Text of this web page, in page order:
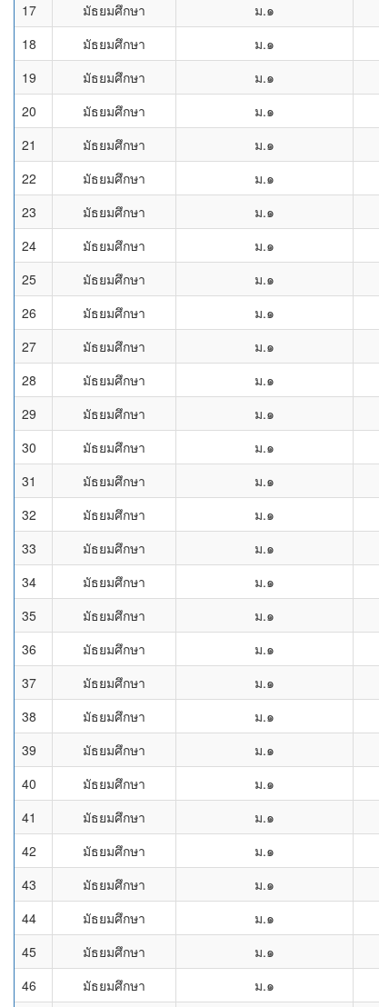
17
มัธยมศึกษา ม.๑
18
มัธยมศึกษา ม.๑
19
มัธยมศึกษา ม.๑
20
มัธยมศึกษา ม.๑
21
มัธยมศึกษา ม.๑
22
มัธยมศึกษา ม.๑
23
มัธยมศึกษา ม.๑
24
มัธยมศึกษา ม.๑
25
มัธยมศึกษา ม.๑
26
มัธยมศึกษา ม.๑
27
มัธยมศึกษา ม.๑
28
มัธยมศึกษา ม.๑
29
มัธยมศึกษา ม.๑
30
มัธยมศึกษา ม.๑
31
มัธยมศึกษา ม.๑
32
มัธยมศึกษา ม.๑
33
มัธยมศึกษา ม.๑
34
มัธยมศึกษา ม.๑
35
มัธยมศึกษา ม.๑
36
มัธยมศึกษา ม.๑
37
มัธยมศึกษา ม.๑
38
มัธยมศึกษา ม.๑
39
มัธยมศึกษา ม.๑
40
มัธยมศึกษา ม.๑
41
มัธยมศึกษา ม.๑
42
มัธยมศึกษา ม.๑
43
มัธยมศึกษา ม.๑
44
มัธยมศึกษา ม.๑
45
มัธยมศึกษา ม.๑
46
มัธยมศึกษา ม.๑